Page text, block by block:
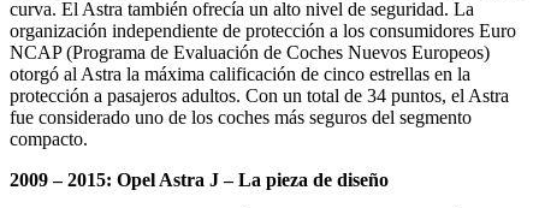
curva. El Astra también ofrecía un alto nivel de seguridad. La
organización independiente de protección a los consumidores Euro
NCAP (Programa de Evaluación de Coches Nuevos Europeos)
otorgó al Astra la máxima calificación de cinco estrellas en la
protección a pasajeros adultos. Con un total de 34 puntos, el Astra
fue considerado uno de los coches más seguros del segmento
compacto.
2009 – 2015: Opel Astra J – La pieza de diseño